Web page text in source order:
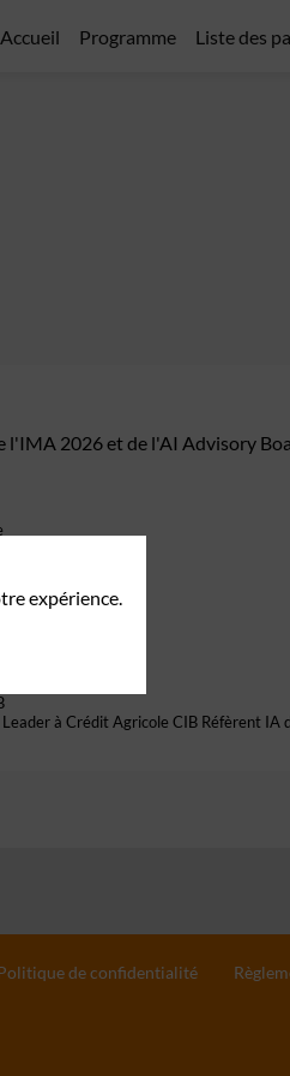
Accueil Programme Liste des
l'IMA 2026 et de l'AI Advisory
VP
à Crédit Agricole CIB Réfèrent IA
de confidentialité
expérience.